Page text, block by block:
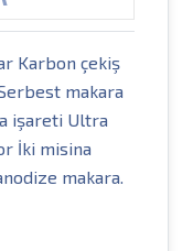
Karbon çekiş
makara
işareti Ultra
İki misina
makara.